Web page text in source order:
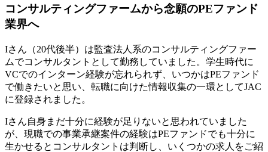
コンサルティングファームから念願のPEファンド
業界へ
Iさん（20代後半）は監査法人系のコンサルティングファー
ムでコンサルタントとして勤務していました。学生時代に
VCでのインターン経験が忘れられず、いつかはPEファンド
で働きたいと思い、転職に向けた情報収集の一環としてJAC
に登録されました。
Iさん自身まだ十分に経験が足りないと思われていました
が、現職での事業承継案件の経験はPEファンドでも十分に
生かせるとコンサルタントは判断し、いくつかの求人をご紹